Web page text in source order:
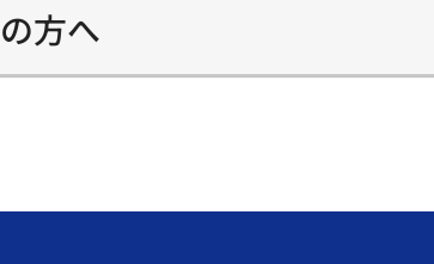
方へ